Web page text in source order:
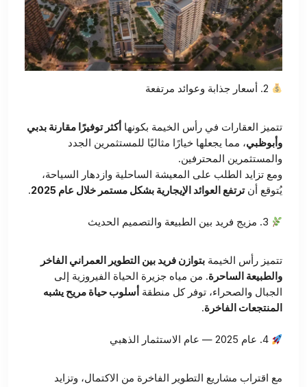
تتميز العقارات في رأس الخيمة بكونها أكثر توفيرًا مقارنة بدبي
وأبوظبي، مما يجعلها خيارًا مثاليًا للمستثمرين الجدد
والمستثمرين المحترفين.
ومع تزايد الطلب على المعيشة الساحلية وازدهار السياحة،
يُتوقع أنترتفع العوائد الإيجارية بشكل مستمر خلال عام 2025 .
تتميز رأس الخيمة بتوازن فريد بين التطوير العمراني الفاخر
والطبيعة الساحرة. من مياه جزيرة الحياة الفيروزية إلى
الجبال والصحراء، توفر كل منطقة أسلوب حياة مريح يشبه
المنتجعات الفاخرة.
4. عام 2025 — عام الاستثمار الذهبي
مع اقتراب مشاريع التطوير الفاخرة من الاكتمال، وتزايد